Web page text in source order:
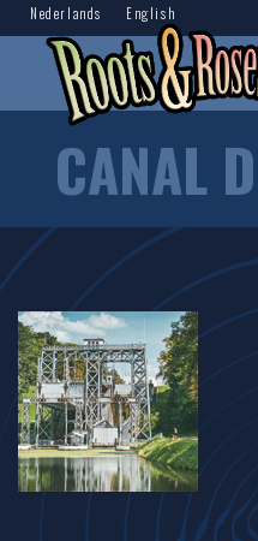
Nederlands English
CANAL